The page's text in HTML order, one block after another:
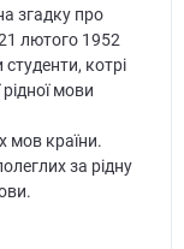
згадку про
лютого 1952
студенти, котрі
мови
мов країни.
за рідну